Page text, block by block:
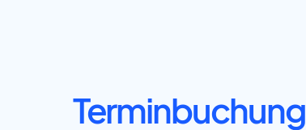
Terminbuchung